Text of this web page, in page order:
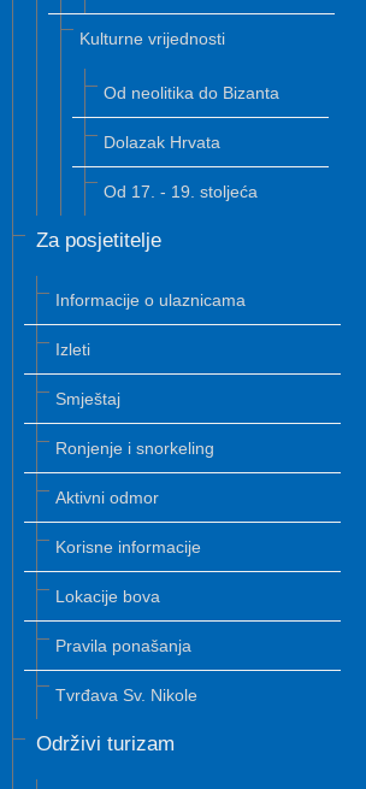
Kulturne vrijednosti
Od neolitika do Bizanta
Dolazak Hrvata
Od 17. - 19. stoljeća
Za posjetitelje
Informacije o ulaznicama
Izleti
Smještaj
Ronjenje i snorkeling
Aktivni odmor
Korisne informacije
Lokacije bova
Pravila ponašanja
Tvrđava Sv. Nikole
Održivi turizam